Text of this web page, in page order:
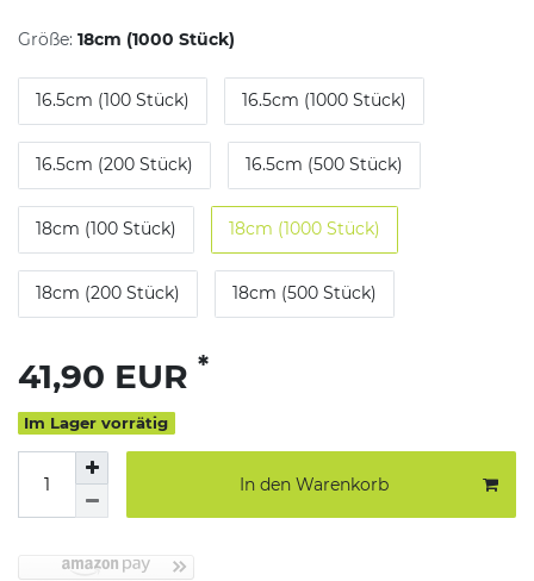
Größe: 18cm (1000 Stück)
16.5cm (100 Stück) 16.5cm (1000 Stück)
16.5cm (200 Stück) 16.5cm (500 Stück)
18cm (100 Stück) 18cm (1000 Stück)
18cm (200 Stück) 18cm (500 Stück)
41,90 EUR *
Im Lager vorrätig
In den Warenkorb